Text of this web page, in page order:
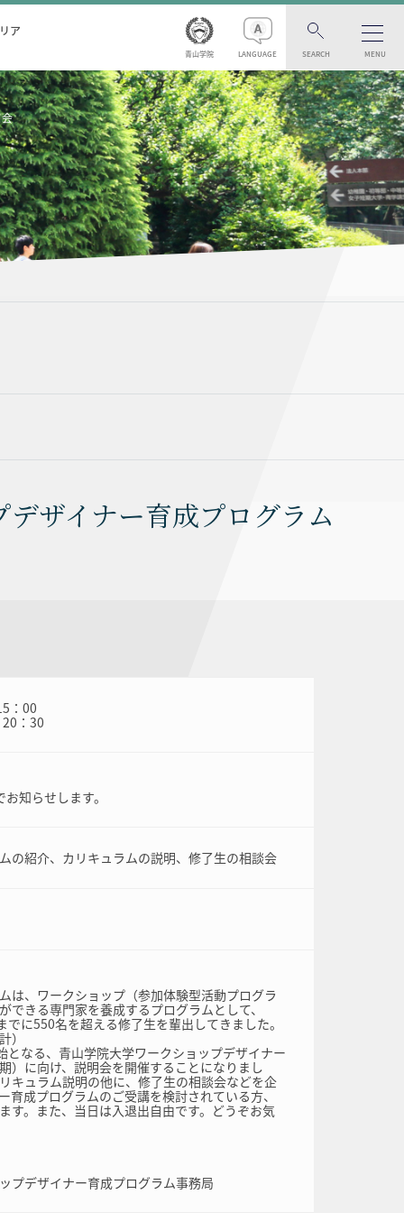
ア
青山学院 LANGUAGE SEARCH MENU
デザイナー育成プログラム
：00
：30
知らせします。
の紹介、カリキュラムの説明、修了生の相談会
は、ワークショップ（参加体験型活動プログラ
きる専門家を養成するプログラムとして、
に550名を超える修了生を輩出してきました。
）
なる、青山学院大学ワークショップデザイナー
）に向け、説明会を開催することになりまし
キュラム説明の他に、修了生の相談会などを企
成プログラムのご受講を検討されている方、
す。また、当日は入退出自由です。どうぞお気
デザイナー育成プログラム事務局